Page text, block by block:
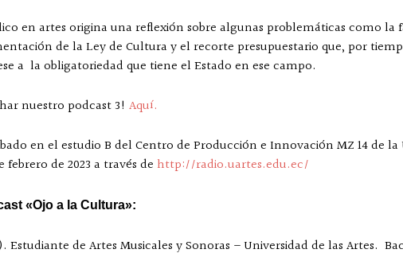
en artes origina una reflexión sobre algunas problemáticas como
de la Ley de Cultura y el recorte presupuestario que, por
a la obligatoriedad que tiene el Estado en ese campo.
nuestro podcast 3! Aquí.
en el estudio B del Centro de Producción e Innovación MZ 14 de la
febrero de 2023 a través de http://radio.uartes.edu.ec/
«Ojo a la Cultura»:
Estudiante de Artes Musicales y Sonoras – Universidad de las Artes.